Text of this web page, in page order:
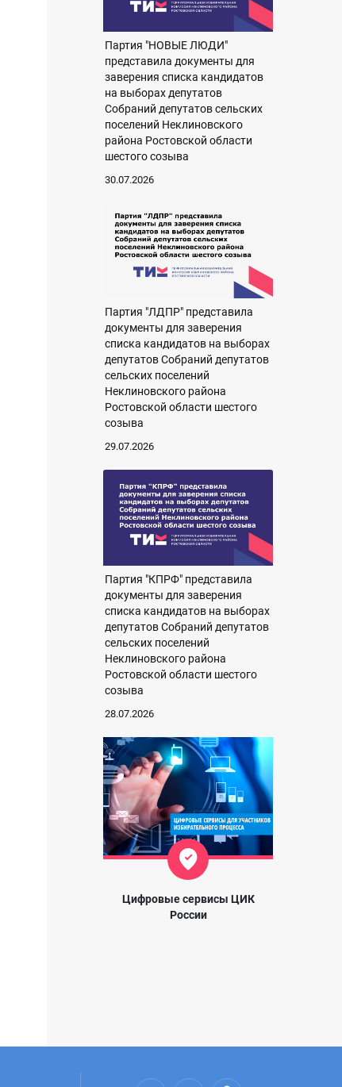
Партия "НОВЫЕ ЛЮДИ"
представила документы для
заверения списка кандидатов
на выборах депутатов
Собраний депутатов сельских
поселений Неклиновского
района Ростовской области
шестого созыва
30.07.2026
Партия "ЛДПР" представила
документы для заверения
списка кандидатов на выборах
депутатов Собраний депутатов
сельских поселений
Неклиновского района
Ростовской области шестого
созыва
29.07.2026
Партия "КПРФ" представила
документы для заверения
списка кандидатов на выборах
депутатов Собраний депутатов
сельских поселений
Неклиновского района
Ростовской области шестого
созыва
28.07.2026
Цифровые сервисы ЦИК
России